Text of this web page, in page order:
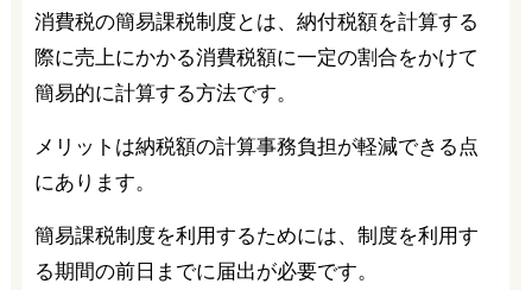
消費税の簡易課税制度とは、納付税額を計算する
際に売上にかかる消費税額に一定の割合をかけて
簡易的に計算する方法です。
メリットは納税額の計算事務負担が軽減できる点
にあります。
簡易課税制度を利用するためには、制度を利用す
る期間の前日までに届出が必要です。